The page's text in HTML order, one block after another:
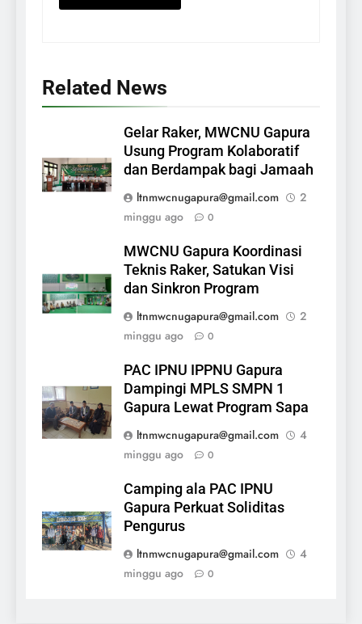
Related News
Gelar Raker, MWCNU Gapura
Usung Program Kolaboratif
dan Berdampak bagi Jamaah
ltnmwcnugapura@gmail.com
2
minggu ago
0
MWCNU Gapura Koordinasi
Teknis Raker, Satukan Visi
dan Sinkron Program
ltnmwcnugapura@gmail.com
2
minggu ago
0
PAC IPNU IPPNU Gapura
Dampingi MPLS SMPN 1
Gapura Lewat Program Sapa
ltnmwcnugapura@gmail.com
4
minggu ago
0
Camping ala PAC IPNU
Gapura Perkuat Soliditas
Pengurus
ltnmwcnugapura@gmail.com
4
minggu ago
0